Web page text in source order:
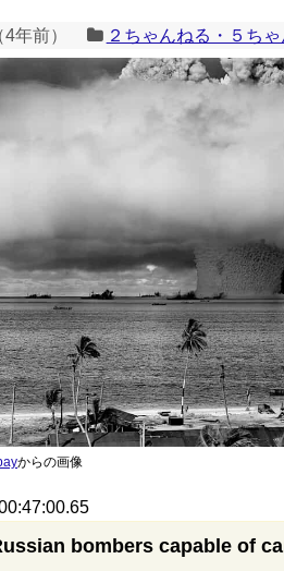
4年前） ２ちゃんねる・５ちゃ
からの画像
bombers capable of